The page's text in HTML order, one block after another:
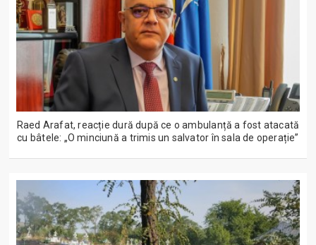
Raed Arafat, reacție dură după ce o ambulanță a fost atacată
cu bâtele: „O minciună a trimis un salvator în sala de operație”